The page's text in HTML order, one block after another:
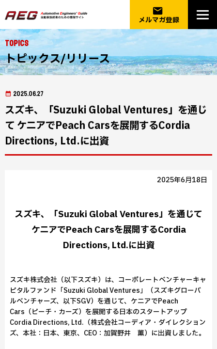
email
メルマガ登録
Topics
トピックス/リリース
2025.06.27
スズキ、「Suzuki Global Ventures」を通じ
て ケニアでPeach Carsを展開するCordia
Directions, Ltd.に出資
2025年6月18日
スズキ、「Suzuki Global Ventures」を通じて
ケニアでPeach Carsを展開するCordia
Directions, Ltd.に出資
スズキ株式会社（以下スズキ）は、コーポレートベンチャーキャ
ピタルファンド「Suzuki Global Ventures」（スズキグローバ
ルベンチャーズ、以下SGV）を通じて、ケニアでPeach
Cars（ピーチ・カーズ）を展開する日本のスタートアップ
Cordia Directions, Ltd.（株式会社コーディア・ダイレクション
ズ、本社：日本、東京、CEO：加賀野井 薫）に出資しました。